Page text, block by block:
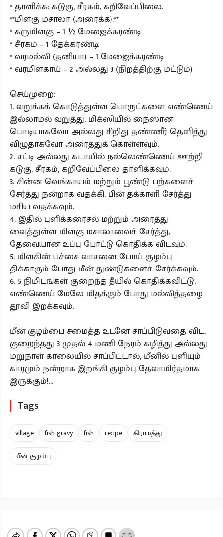
* தாளிக்க: கடுகு, சீரகம், கறிவேப்பிலை.
**மிளகு மசாலா (அரைக்க):**
* கருமிளகு – 1 ½ மேஜைக்கரண்டி
* சீரகம் – 1 தேக்கரண்டி
* வரமல்லி (தனியா) – 1 மேஜைக்கரண்டி
* வரமிளகாய் – 2 அல்லது 3 (நிறத்திற்கு மட்டும்)
செய்முறை:
1. வறுக்கக் கொடுத்துள்ள பொருட்களை எண்ணெய்
இல்லாமல் வறுத்து, மிக்ஸியில் நைஸான
பொடியாகவோ அல்லது சிறிது தண்ணீர் தெளித்து
விழுதாகவோ அரைத்துக் கொள்ளவும்.
2. சட்டி அல்லது கடாயில் நல்லெண்ணெய் ஊற்றி
கடுகு, சீரகம், கறிவேப்பிலை தாளிக்கவும்.
3. சின்ன வெங்காயம் மற்றும் பூண்டு பற்களைச்
சேர்த்து நன்றாக வதக்கி, பின் தக்காளி சேர்த்து
மசிய வதக்கவும்.
4. இதில் புளிக்கரைசல் மற்றும் அரைத்து
வைத்துள்ள மிளகு மசாலாவைச் சேர்த்து,
தேவையான உப்பு போட்டு கொதிக்க விடவும்.
5. மிளகின் பச்சை வாசனை போய் குழம்பு
திக்காகும் போது மீன் துண்டுகளைச் சேர்க்கவும்.
6. 5 நிமிடங்கள் குறைந்த தீயில் கொதிக்கவிட்டு,
எண்ணெய் மேலே மிதக்கும் போது மல்லித்தழை
தூவி இறக்கவும்.
மீன் குழம்பை சமைத்த உடனே சாப்பிடுவதை விட,
குறைந்தது 3 முதல் 4 மணி நேரம் கழித்து அல்லது
மறுநாள் காலையில் சாப்பிட்டால், மீனில் புளியும்
காரமும் நன்றாக இறங்கி குழம்பு தேவாமிர்தமாக
இருக்கும்!...
Tags
village fish gravy fish recipe
கிராமத்து
மீன் குழம்பு